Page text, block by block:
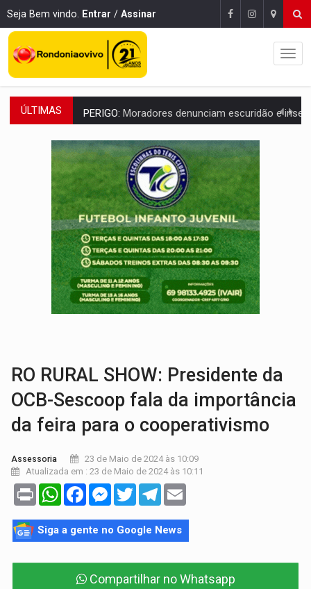
Seja Bem vindo. Entrar / Assinar
ÚLTIMAS PERIGO: Moradores denunciam escuridão e insegurança na Estrada
COLIGAÇÃO:Reabertura de ação no TSE pode resultar em cassação de prefeita
INCLUSÃO:APAE Porto Velho abre inscrições para
CLUBE DOS R$ 00,00:21 candidatos declaram patrimônio zero em Rondônia
INTERIOR:Ouro Preto do Oeste realiza Cavalgada da Expo Show
DESENVOLVIMENTO:Ideb avança nos anos iniciais do ensino
VULGO 'UNIÃO':Chefe de facção criminosa é preso durante
Publicação Legal:CONVOCAÇÃO DAS ELEIÇÕES:
RO RURAL SHOW: Presidente da
OCB-Sescoop fala da importância
da feira para o cooperativismo
Assessoria
23 de Maio de 2024 às 10:09
Atualizada em : 23 de Maio de 2024 às 10:11
Print WhatsAppFacebookMessenger
TwitterTelegram
Siga a gente no Google News
Compartilhar no Whatsapp